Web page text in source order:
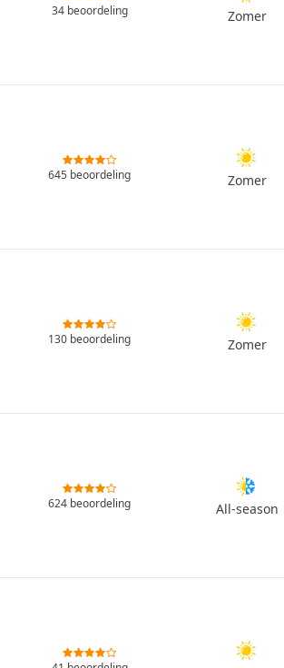
34 beoordeling Zomer
645 beoordeling Zomer
130 beoordeling Zomer
624 beoordeling All-season